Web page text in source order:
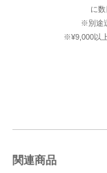
に
※別途
※¥9,000以
関連商品